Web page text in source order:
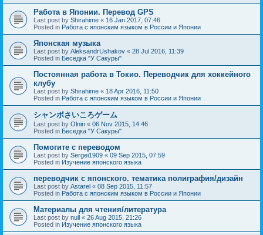
Работа в Японии. Перевод GPS
Last post by Shirahime « 16 Jan 2017, 07:46
Posted in Работа с японским языком в России и Японии
Японская музыка
Last post by AleksandrUshakov « 28 Jul 2016, 11:39
Posted in Беседка "У Cакуры"
Постоянная работа в Токио. Переводчик для хоккейного
клубу
Last post by Shirahime « 18 Apr 2016, 11:50
Posted in Работа с японским языком в России и Японии
シャンボさいころゲーム
Last post by Olnin « 06 Nov 2015, 14:46
Posted in Беседка "У Cакуры"
Помогите с переводом
Last post by Sergei1909 « 09 Sep 2015, 07:59
Posted in Изучение японского языка
переводчик с японского. тематика полиграфия/дизайн
Last post by Astarel « 08 Sep 2015, 11:57
Posted in Работа с японским языком в России и Японии
Материалы для чтения/литература
Last post by null « 26 Aug 2015, 21:26
Posted in Изучение японского языка